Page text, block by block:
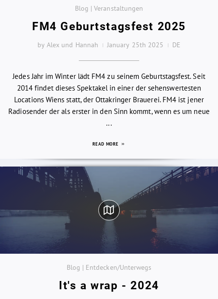
Blog | Veranstaltungen
FM4 Geburtstagsfest 2025
by Alex und Hannah January 25th 2025 DE
Jedes Jahr im Winter lädt FM4 zu seinem Geburtstagsfest. Seit
2014 findet dieses Spektakel in einer der sehenswertesten
Locations Wiens statt, der Ottakringer Brauerei. FM4 ist jener
Radiosender der als erster in den Sinn kommt, wenn es um neue
...
READ MORE
Blog | Entdecken/Unterwegs
It's a wrap - 2024